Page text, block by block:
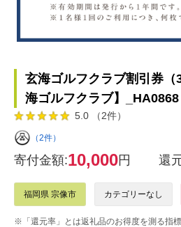
玄海ゴルフクラブ割引券
海ゴルフクラブ】_HA0868
5.0 （2件）
（2件）
寄付金額:10,000円 還
福岡県 宗像市 カテゴリーなし
※「還元率」とは返礼品のお得度を測る指